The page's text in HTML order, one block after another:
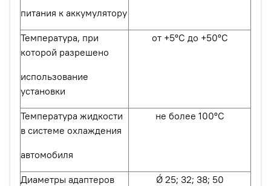
питания к аккумулятору
Температура, при
которой разрешено
использование
установки
от +5ºС до +50ºС
Температура жидкости
в системе охлаждения
автомобиля
не более 100ºС
Диаметры адаптеров
Ǿ 25; 32; 38; 50